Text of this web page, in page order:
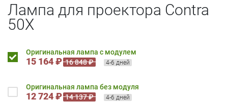
Лампа для проектора Contra
50X
Оригинальная лампа с модулем
15 164 ₽ 16 848 ₽ 4-6 дней
Оригинальная лампа без модуля
12 724 ₽ 14 137 ₽ 4-6 дней